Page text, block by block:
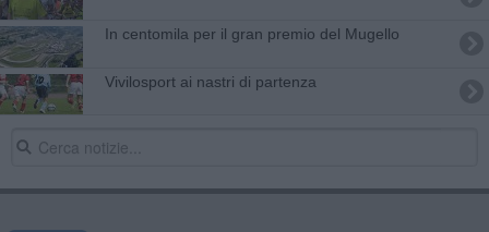
In centomila per il gran premio del Mugello
Vivilosport ai nastri di partenza